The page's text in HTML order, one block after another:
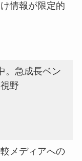
情報が限定的
。急成長ベン
野
メディアへの